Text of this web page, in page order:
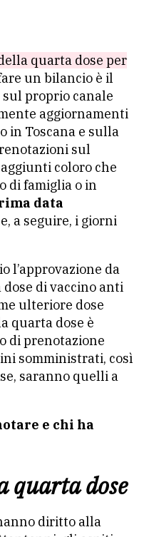
quarta dose per
un bilancio è il
sul proprio canale
aggiornamenti
in Toscana e sulla
sul
coloro che
di famiglia o in
data
e, a seguire, i giorni
l’approvazione da
di vaccino anti
ulteriore dose
quarta dose è
di prenotazione
somministrati, così
saranno quelli a
e chi ha
quarta dose
diritto alla